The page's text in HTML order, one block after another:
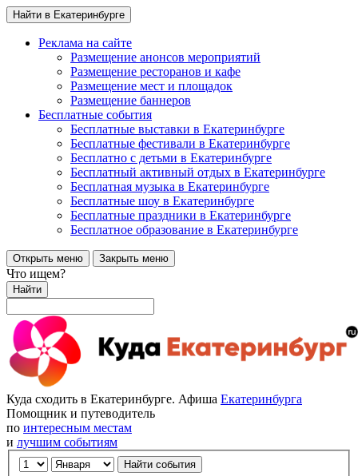
Найти в Екатеринбурге
Реклама на сайте
Размещение анонсов мероприятий
Размещение ресторанов и кафе
Размещение мест и площадок
Размещение баннеров
Бесплатные события
Бесплатные выставки в Екатеринбурге
Бесплатные фестивали в Екатеринбурге
Бесплатно с детьми в Екатеринбурге
Бесплатный активный отдых в Екатеринбурге
Бесплатная музыка в Екатеринбурге
Бесплатные шоу в Екатеринбурге
Бесплатные праздники в Екатеринбурге
Бесплатное образование в Екатеринбурге
Открыть меню Закрыть меню
Что ищем?
Найти
Куда сходить в Екатеринбурге. Афиша Екатеринбурга
Помощник и путеводитель
по интересным местам
и лучшим событиям